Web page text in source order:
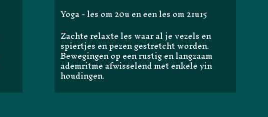
Yoga - les om 20u en een les om 21u15
Zachte relaxte les waar al je vezels en
spiertjes en pezen gestretcht worden.
Bewegingen op een rustig en langzaam
ademritme afwisselend met enkele yin
houdingen.